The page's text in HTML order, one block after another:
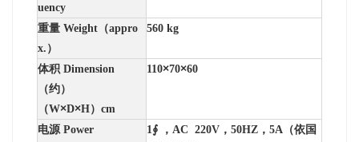
uency
重量 Weight（appro
x.）
560 kg
体积 Dimension
（约）
（W×D×H） cm
110×70×60
电源 Power 1∮ ， AC 220V ， 50HZ ， 5A （依国